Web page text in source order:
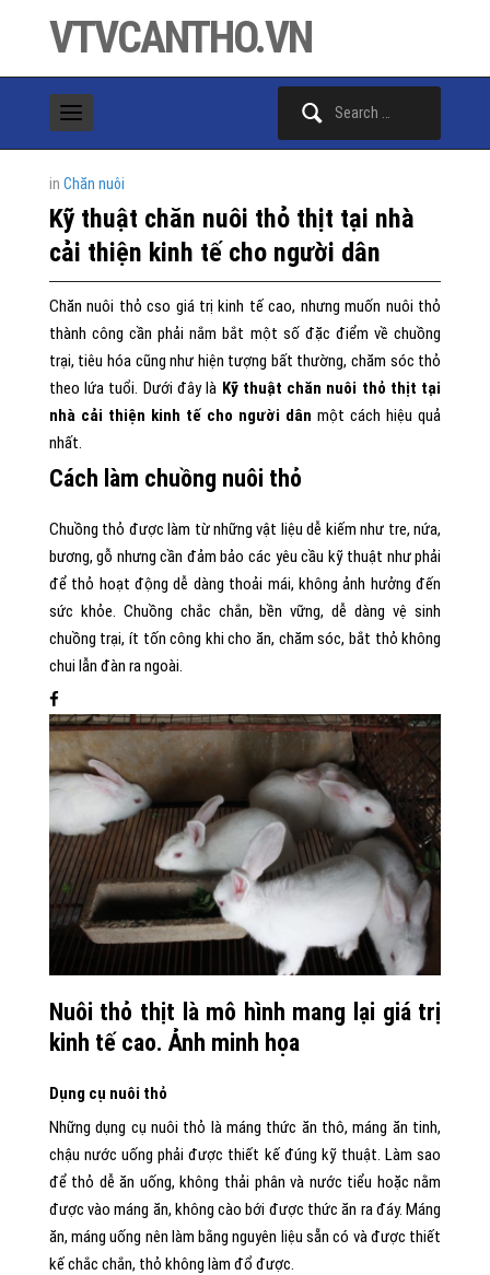
VTVCANTHO.VN
in Chăn nuôi
Kỹ thuật chăn nuôi thỏ thịt tại nhà
cải thiện kinh tế cho người dân
Chăn nuôi thỏ cso giá trị kinh tế cao, nhưng muốn nuôi thỏ
thành công cần phải nắm bắt một số đặc điểm về chuồng
trại, tiêu hóa cũng như hiện tượng bất thường, chăm sóc thỏ
theo lứa tuổi. Dưới đây là Kỹ thuật chăn nuôi thỏ thịt tại
nhà cải thiện kinh tế cho người dân một cách hiệu quả
nhất.
Cách làm chuồng nuôi thỏ
Chuồng thỏ được làm từ những vật liệu dễ kiếm như tre, nứa,
bương, gỗ nhưng cần đảm bảo các yêu cầu kỹ thuật như phải
để thỏ hoạt động dễ dàng thoải mái, không ảnh hưởng đến
sức khỏe. Chuồng chắc chắn, bền vững, dễ dàng vệ sinh
chuồng trại, ít tốn công khi cho ăn, chăm sóc, bắt thỏ không
chui lẫn đàn ra ngoài.
Nuôi thỏ thịt là mô hình mang lại giá trị
kinh tế cao. Ảnh minh họa
Dụng cụ nuôi thỏ
Những dụng cụ nuôi thỏ là máng thức ăn thô, máng ăn tinh,
chậu nước uống phải được thiết kế đúng kỹ thuật. Làm sao
để thỏ dễ ăn uống, không thải phân và nước tiểu hoặc nằm
được vào máng ăn, không cào bới được thức ăn ra đáy. Máng
ăn, máng uống nên làm bằng nguyên liệu sẵn có và được thiết
kế chắc chắn, thỏ không làm đổ được.